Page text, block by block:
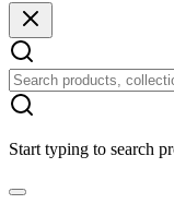
Start typing to search